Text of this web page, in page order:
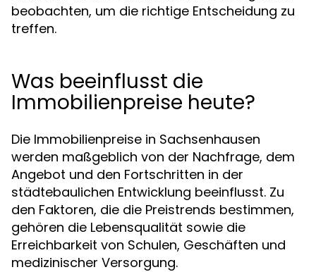
beobachten, um die richtige Entscheidung zu
treffen.
Was beeinflusst die
Immobilienpreise heute?
Die Immobilienpreise in Sachsenhausen
werden maßgeblich von der Nachfrage, dem
Angebot und den Fortschritten in der
städtebaulichen Entwicklung beeinflusst. Zu
den Faktoren, die die Preistrends bestimmen,
gehören die Lebensqualität sowie die
Erreichbarkeit von Schulen, Geschäften und
medizinischer Versorgung.